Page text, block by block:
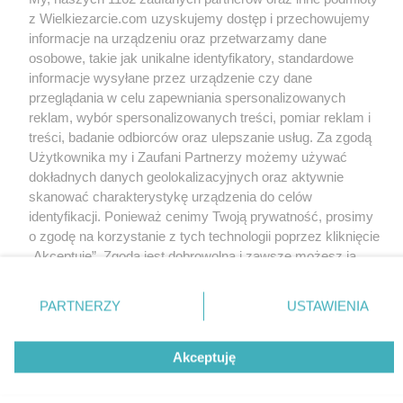
brokuły z
słonecznikiem i
migdałami
11.7k 20
lily
czekoladowy torcik sałatka z miętą
Polityka prywatności
z Wielkiezarcie.com uzyskujemy dostęp i przechowujemy
informacje na urządzeniu oraz przetwarzamy dane
osobowe, takie jak unikalne identyfikatory, standardowe
informacje wysyłane przez urządzenie czy dane
przeglądania w celu zapewniania spersonalizowanych
reklam, wybór spersonalizowanych treści, pomiar reklam i
treści, badanie odbiorców oraz ulepszanie usług. Za zgodą
Użytkownika my i Zaufani Partnerzy możemy używać
dokładnych danych geolokalizacyjnych oraz aktywnie
skanować charakterystykę urządzenia do celów
identyfikacji. Ponieważ cenimy Twoją prywatność, prosimy
o zgodę na korzystanie z tych technologii poprzez kliknięcie
„Akceptuję”. Zgoda jest dobrowolna i zawsze możesz ją
znajdujący się w lewym dolnym rogu strony
. Niektóre
rodzaje przetwarzania danych nie wymagają zgody
użytkownika, ale masz prawo sprzeciwić się takiemu
przetwarzaniu. Preferencje będą miały zastosowania tylko
na tej witrynie.
PARTNERZY USTAWIENIA
Akceptuję